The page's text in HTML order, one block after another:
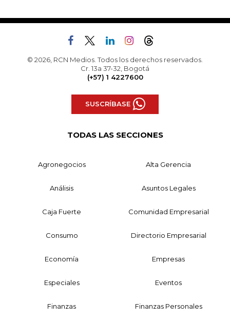
© 2026, RCN Medios. Todos los derechos reservados.
Cr. 13a 37-32, Bogotá
(+57) 1 4227600
SUSCRÍBASE
TODAS LAS SECCIONES
Agronegocios Alta Gerencia
Análisis Asuntos Legales
Caja Fuerte Comunidad Empresarial
Consumo Directorio Empresarial
Economía Empresas
Especiales Eventos
Finanzas Finanzas Personales